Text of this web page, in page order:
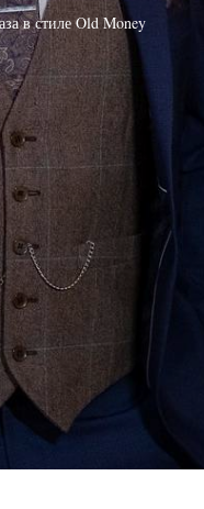
в стиле Old Money